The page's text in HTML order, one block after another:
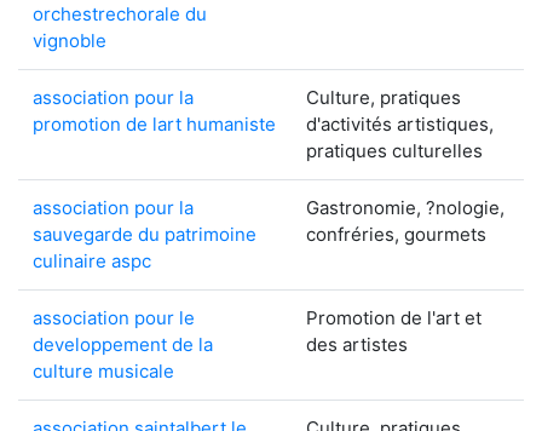
orchestrechorale du
vignoble
association pour la
promotion de lart humaniste
Culture, pratiques
d'activités artistiques,
pratiques culturelles
association pour la
sauvegarde du patrimoine
culinaire aspc
Gastronomie, ?nologie,
confréries, gourmets
association pour le
developpement de la
culture musicale
Promotion de l'art et
des artistes